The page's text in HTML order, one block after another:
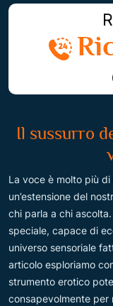
Il sussurro
La voce è molto più
un’estensione del
chi parla a chi
speciale, capace di
universo sensoriale
articolo esploriamo
strumento erotico
consapevolmente per